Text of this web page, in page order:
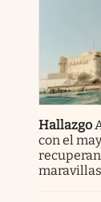
Hallazgo
con el